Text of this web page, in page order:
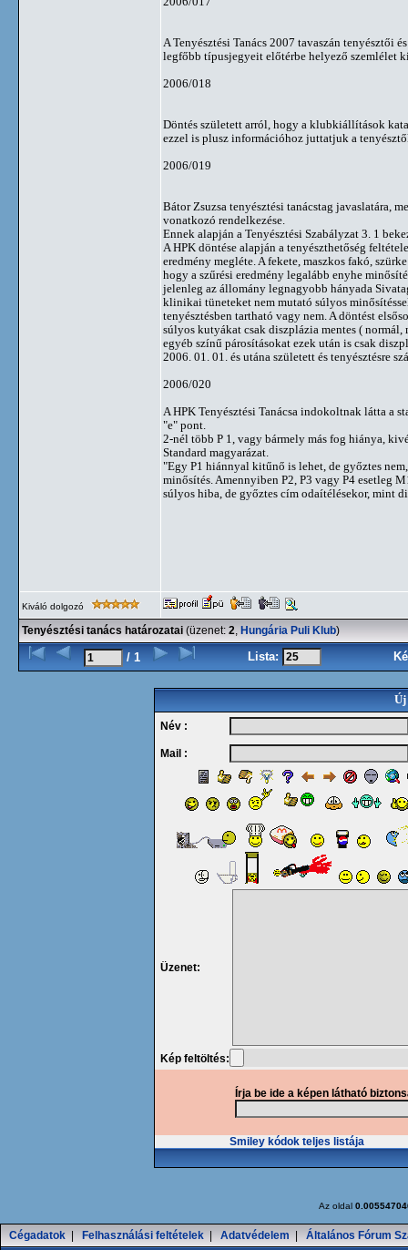
A Tenyésztési Tanács 2007 tavaszán tenyésztői
legfőbb típusjegyeit előtérbe helyező szemlélet
2006/018
Döntés született arról, hogy a klubkiállítások
ezzel is plusz információhoz juttatjuk a
2006/019
Bátor Zsuzsa tenyésztési tanácstag javaslatára,
vonatkozó rendelkezése.
Ennek alapján a Tenyésztési Szabályzat 3. 1
A HPK döntése alapján a tenyészthetőség
eredmény megléte. A fekete, maszkos fakó,
hogy a szűrési eredmény legalább enyhe
jelenleg az állomány legnagyobb hányada
klinikai tüneteket nem mutató súlyos
tenyésztésben tartható vagy nem. A döntést
súlyos kutyákat csak diszplázia mentes (
egyéb színű párosításokat ezek után is csak
2006. 01. 01. és utána született és tenyésztésre
2006/020
A HPK Tenyésztési Tanácsa indokoltnak látta a
"e" pont.
2-nél több P 1, vagy bármely más fog hiánya,
Standard magyarázat.
"Egy P1 hiánnyal kitűnő is lehet, de győztes
minősítés. Amennyiben P2, P3 vagy P4 esetleg
súlyos hiba, de győztes cím odaítélésekor, mint
Kiváló dolgozó
Tenyésztési tanács határozatai (üzenet: 2, Hungária Puli Klub)
/ 1 Lista:
Új
Név :
Mail :
Üzenet:
Kép feltöltés:
Írja be ide a képen látható
Smiley kódok teljes listája
Az oldal
Cégadatok Felhasználási feltételek Adatvédelem Általános Fórum